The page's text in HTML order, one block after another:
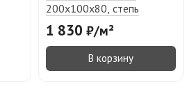
200х100х80, степь
1 830 ₽/м²
В корзину